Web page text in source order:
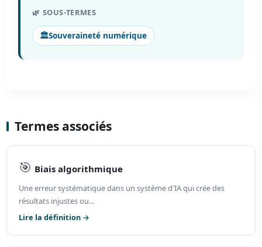
🌿 SOUS-TERMES
🏛️Souveraineté numérique
Termes associés
🎯 Biais algorithmique
Une erreur systématique dans un système d'IA qui crée des
résultats injustes ou...
Lire la définition →